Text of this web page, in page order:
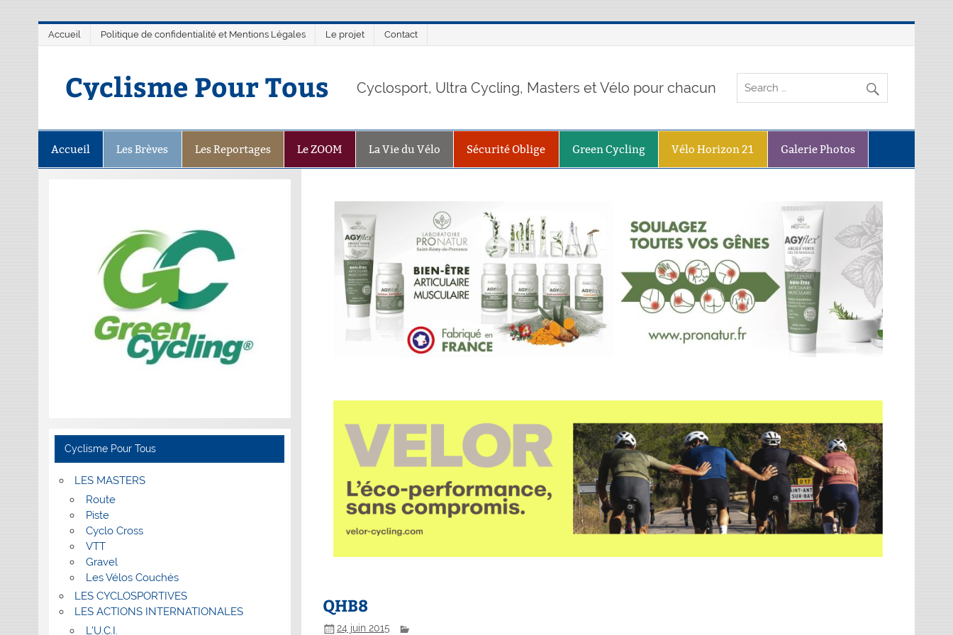
Accueil Politique de confidentialité et Mentions Légales Le projet Contact
Cyclisme Pour Tous Cyclosport, Ultra Cycling, Masters et Vélo pour chacun
Accueil Les Brèves Les Reportages Le ZOOM La Vie du Vélo Sécurité Oblige Green Cycling Vélo Horizon 21 Galerie Photos
QHB8
24 juin 2015
Cyclisme Pour Tous
LES MASTERS
Route
Piste
Cyclo Cross
VTT
Gravel
Les Vélos Couchés
LES CYCLOSPORTIVES
LES ACTIONS INTERNATIONALES
L’U.C.I.